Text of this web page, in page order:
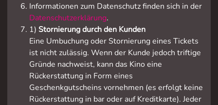
Informationen zum Datenschutz finden sich in der
Datenschutzerklärung.
1) Stornierung durch den Kunden
Eine Umbuchung oder Stornierung eines Tickets
ist nicht zulässig. Wenn der Kunde jedoch triftige
Gründe nachweist, kann das Kino eine
Rückerstattung in Form eines
Geschenkgutscheins vornehmen (es erfolgt keine
Rückerstattung in bar oder auf Kreditkarte). Jeder